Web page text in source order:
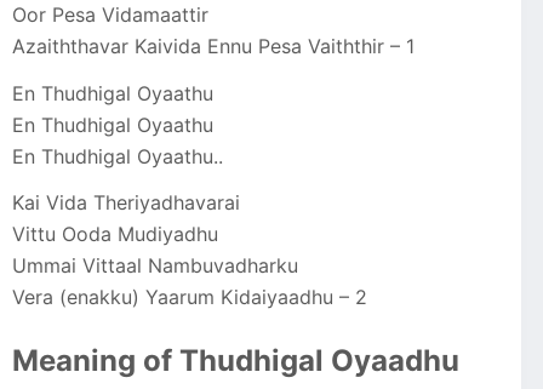
Oor Pesa Vidamaattir
Azaiththavar Kaivida Ennu Pesa Vaiththir – 1
En Thudhigal Oyaathu
En Thudhigal Oyaathu
En Thudhigal Oyaathu..
Kai Vida Theriyadhavarai
Vittu Ooda Mudiyadhu
Ummai Vittaal Nambuvadharku
Vera (enakku) Yaarum Kidaiyaadhu – 2
Meaning of Thudhigal Oyaadhu